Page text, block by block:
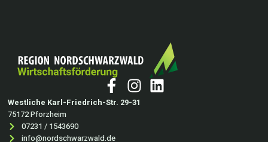
Westliche Karl-Friedrich-Str. 29-31
75172 Pforzheim
07231 / 1543690
info@nordschwarzwald.de